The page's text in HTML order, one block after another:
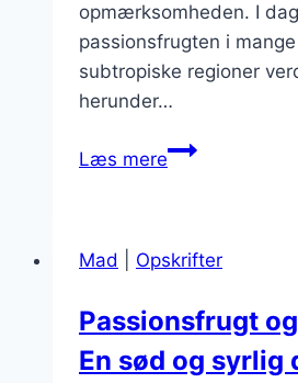
opmærksomheden. I
passionsfrugten i
subtropiske regioner
herunder…
Læs merePassionsfrugt
en
smag
Mad Opskrifter
Passionsfrugt
En sød og syrlig